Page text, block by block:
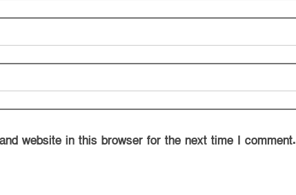
website in this browser for the next time I comment.